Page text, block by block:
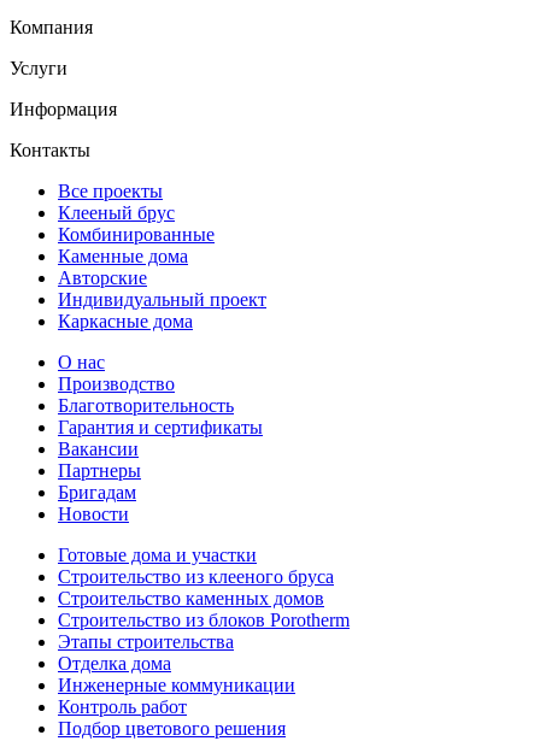
Компания
Услуги
Информация
Контакты
Все проекты
Клееный брус
Комбинированные
Каменные дома
Авторские
Индивидуальный проект
Каркасные дома
О нас
Производство
Благотворительность
Гарантия и сертификаты
Вакансии
Партнеры
Бригадам
Новости
Готовые дома и участки
Строительство из клееного бруса
Строительство каменных домов
Строительство из блоков Porotherm
Этапы строительства
Отделка дома
Инженерные коммуникации
Контроль работ
Подбор цветового решения